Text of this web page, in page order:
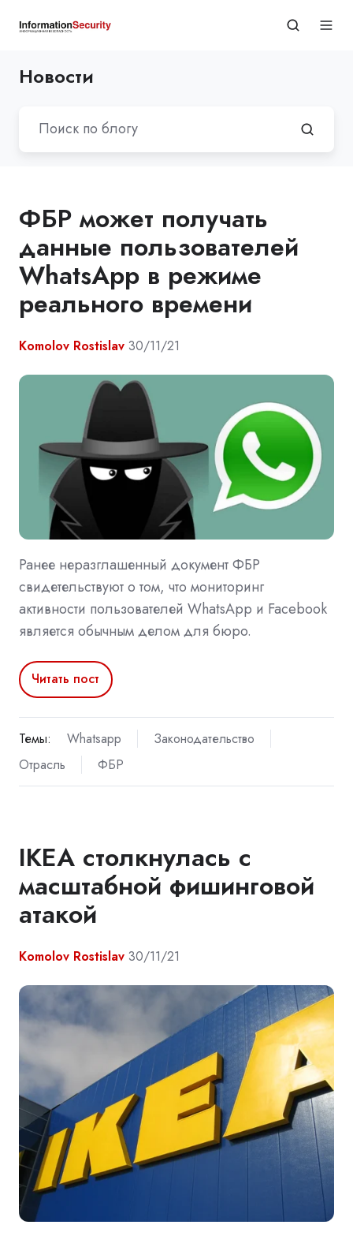
Новости
ФБР может получать
данные пользователей
WhatsApp в режиме
реального времени
Komolov Rostislav 30/11/21
Ранее неразглашенный документ ФБР
свидетельствуют о том, что мониторинг
активности пользователей WhatsApp и Facebook
является обычным делом для бюро.
Читать пост
Темы: Whatsapp
Законодательство
Отрасль
ФБР
IKEA столкнулась с
масштабной фишинговой
атакой
Komolov Rostislav 30/11/21